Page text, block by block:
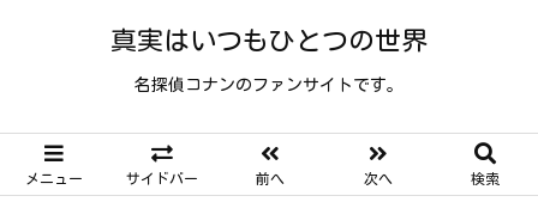
真実はいつもひとつの世界
名探偵コナンのファンサイトです。
メニュー サイドバー 前へ 次へ 検索